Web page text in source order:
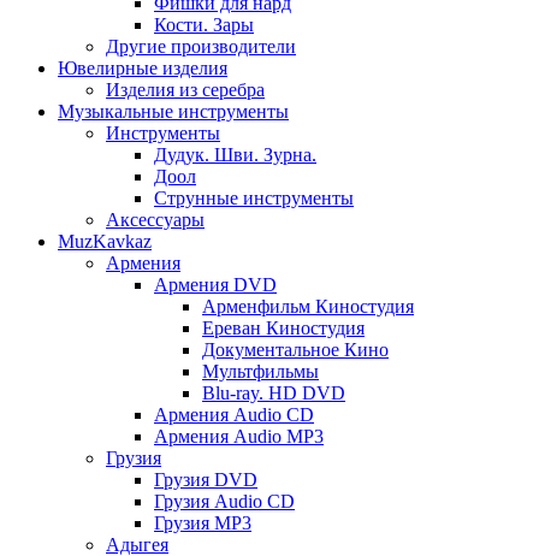
Кости. Зары
Другие производители
Ювелирные изделия
Изделия из серебра
Музыкальные инструменты
Инструменты
Дудук. Шви. Зурна.
Доол
Струнные инструменты
Аксессуары
MuzKavkaz
Армения
Армения DVD
Арменфильм Киностудия
Ереван Киностудия
Документальное Кино
Мультфильмы
Blu-ray. HD DVD
Армения Audio CD
Армения Audio MP3
Грузия
Грузия DVD
Грузия Audio CD
Грузия MP3
Адыгея